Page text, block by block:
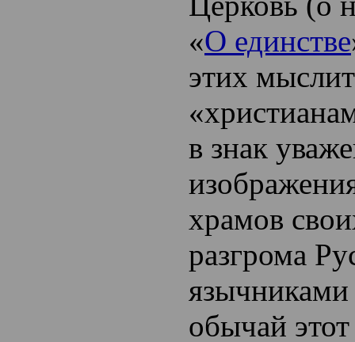
«О единстве
этих
в знак
храмов
разгрома
язычниками
обычай